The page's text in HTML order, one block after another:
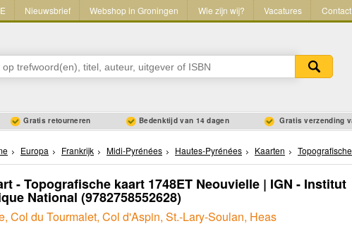
Nieuwsbrief Webshop in Groningen Wie zijn wij? Vacatures Contact
Gratis retourneren Bedenktijd van 14 dagen Gratis verzending
Europa Frankrijk Midi-Pyrénées Hautes-Pyrénées Kaarten
- Topografische kaart 1748ET Neouvielle | IGN - Institut
National (9782758552628)
Col du Tourmalet, Col d'Aspin, St.-Lary-Soulan, Heas